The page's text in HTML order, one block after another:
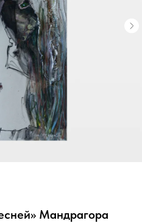
Мандрагора